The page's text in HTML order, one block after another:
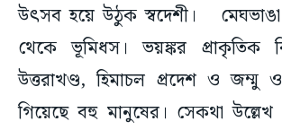
উৎসব হয়ে উঠুক স্বদেশী। মেঘভাঙা
থেকে ভূমিধস। ভয়ঙ্কর প্রাকৃতিক
উত্তরাখণ্ড, হিমাচল প্রদেশ ও জম্মু ও
গিয়েছে বহু মানুষের। সেকথা উল্লেখ